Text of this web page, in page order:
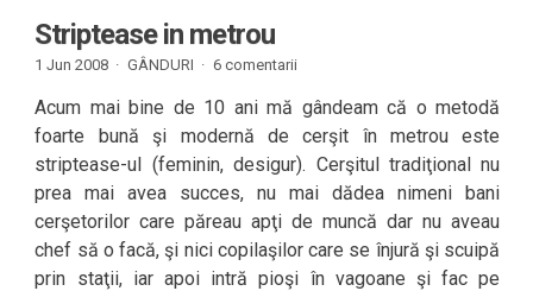
Striptease in metrou
1 Jun 2008 · GÂNDURI · 6 comentarii
Acum mai bine de 10 ani mă gândeam că o metodă
foarte bună şi modernă de cerşit în metrou este
striptease-ul (feminin, desigur). Cerşitul tradiţional nu
prea mai avea succes, nu mai dădea nimeni bani
cerşetorilor care păreau apţi de muncă dar nu aveau
chef să o facă, şi nici copilaşilor care se înjură şi scuipă
prin staţii, iar apoi intră pioşi în vagoane şi fac pe